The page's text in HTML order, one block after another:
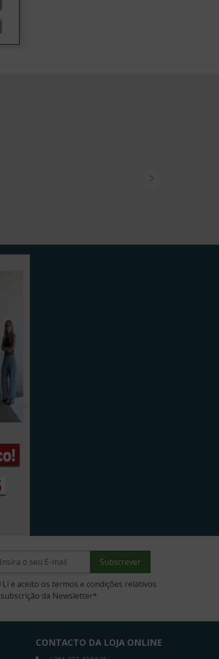
Subscrever
Li e aceito os termos e condições relativos
da Newsletter*
CONTACTO DA LOJA ONLINE